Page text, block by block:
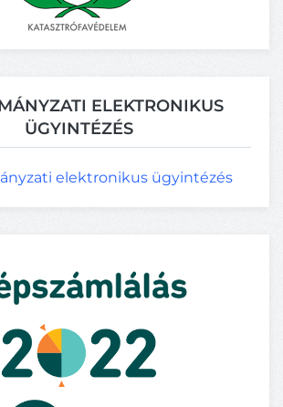
ELEKTRONIKUS
ÜGYINTÉZÉS